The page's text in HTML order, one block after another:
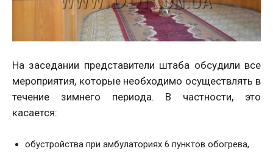
На заседании представители штаба обсудили все
мероприятия, которые необходимо осуществлять в
течение зимнего периода. В частности, это
касается:
обустройства при амбулаториях 6 пунктов обогрева,